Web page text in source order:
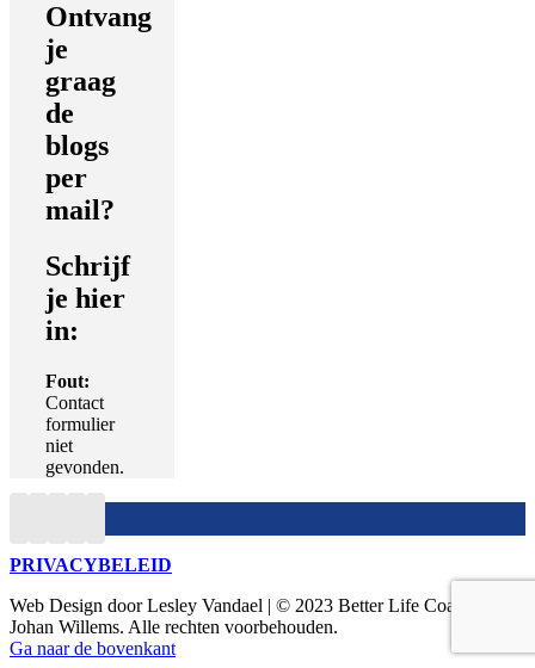
Ontvang
je
graag
de
blogs
per
mail?
Schrijf
je hier
in:
Fout:
Contact
formulier
niet
gevonden.
PRIVACYBELEID
Web Design door Lesley Vandael | © 2023 Better Life Coaching, by
Johan Willems. Alle rechten voorbehouden.
Ga naar de bovenkant